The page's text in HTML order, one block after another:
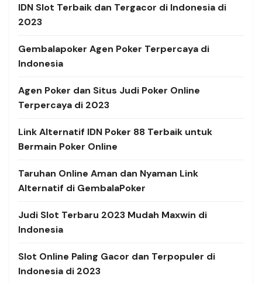
IDN Slot Terbaik dan Tergacor di Indonesia di
2023
Gembalapoker Agen Poker Terpercaya di
Indonesia
Agen Poker dan Situs Judi Poker Online
Terpercaya di 2023
Link Alternatif IDN Poker 88 Terbaik untuk
Bermain Poker Online
Taruhan Online Aman dan Nyaman Link
Alternatif di GembalaPoker
Judi Slot Terbaru 2023 Mudah Maxwin di
Indonesia
Slot Online Paling Gacor dan Terpopuler di
Indonesia di 2023